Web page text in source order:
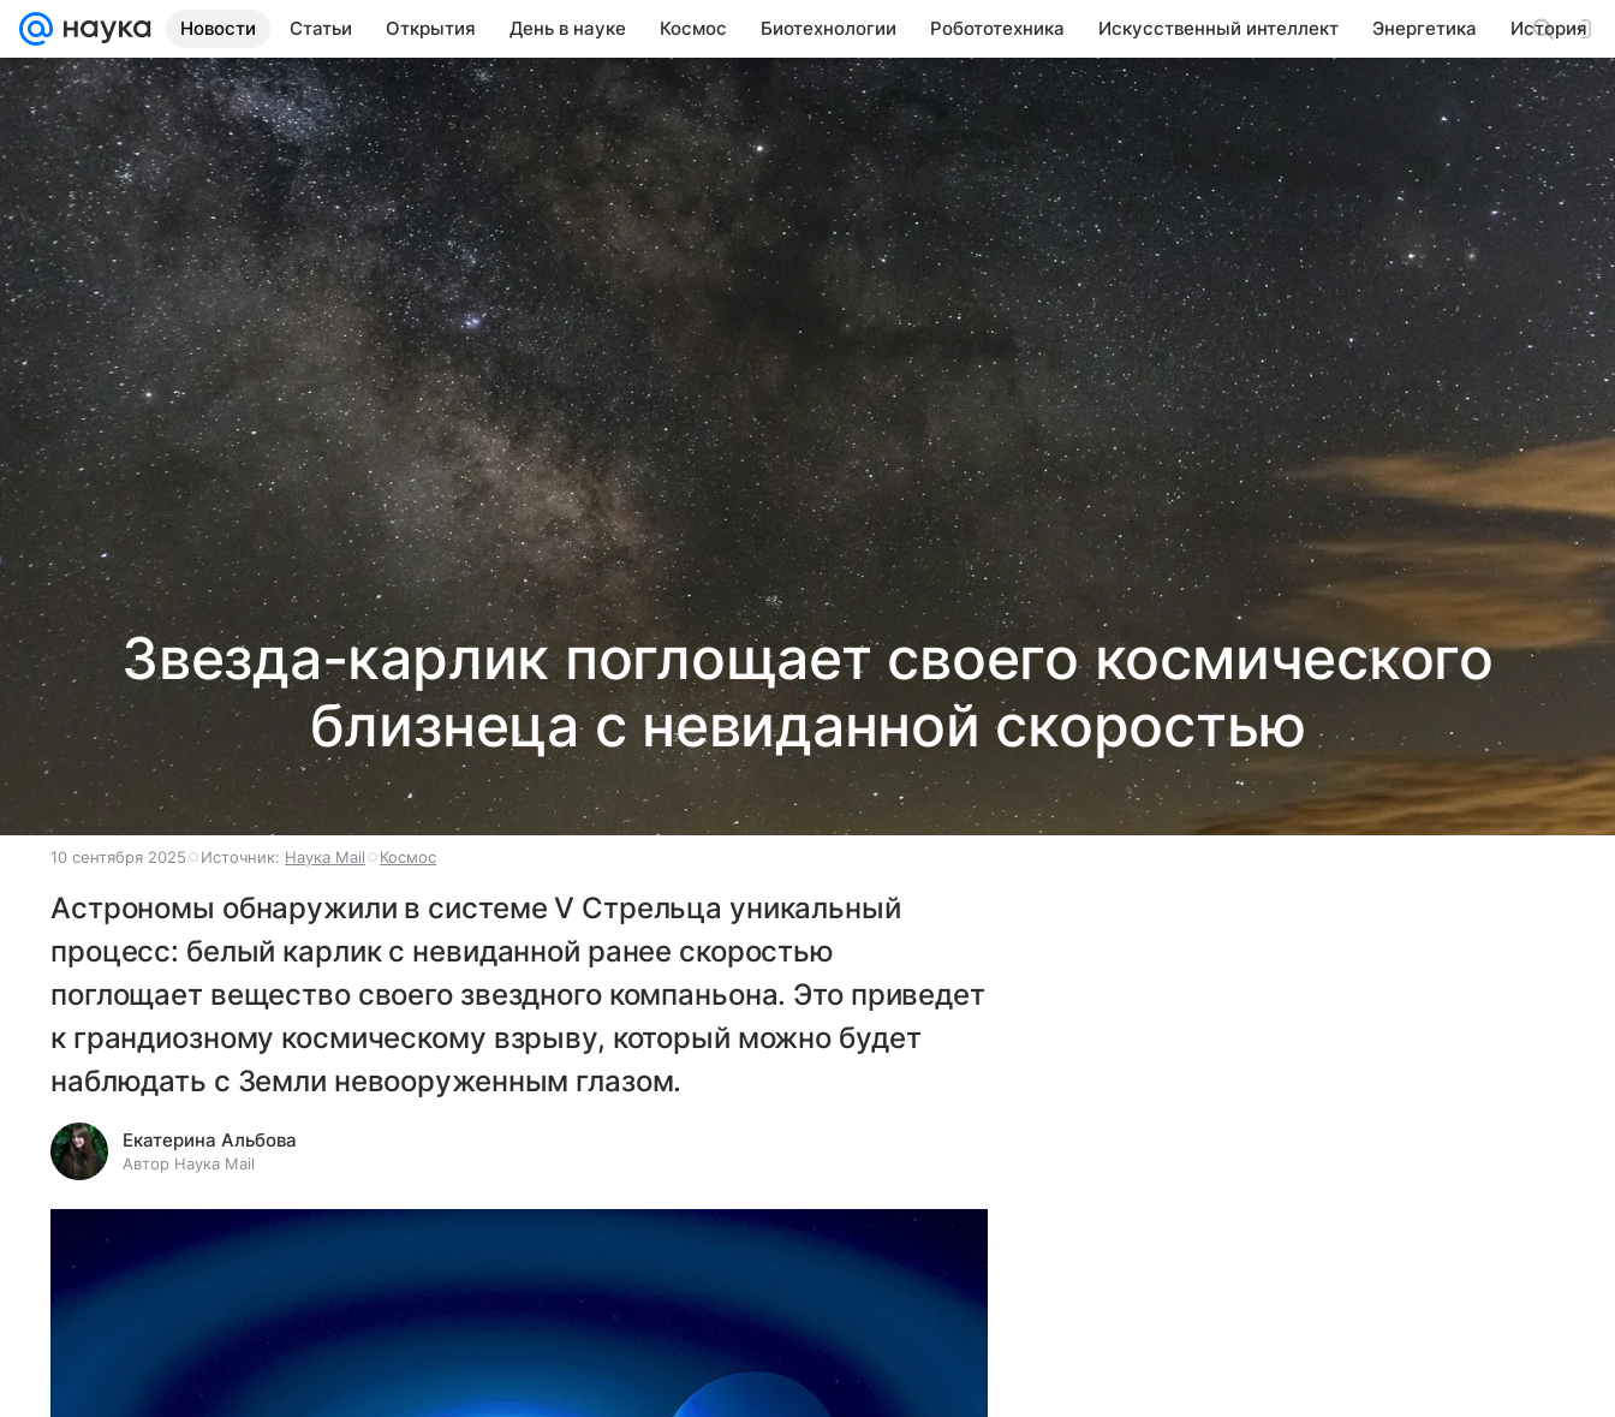
Новости Статьи Открытия День в науке Космос Биотехнологии Робототехника Искусственный интеллект Энергетика История
Звезда-карлик поглощает своего космического
близнеца с невиданной скоростью
10 сентября 2025 Источник: Наука Mail Космос
Астрономы обнаружили в системе V Стрельца уникальный
процесс: белый карлик с невиданной ранее скоростью
поглощает вещество своего звездного компаньона. Это приведет
к грандиозному космическому взрыву, который можно будет
наблюдать с Земли невооруженным глазом.
Екатерина Альбова
Автор Наука Mail